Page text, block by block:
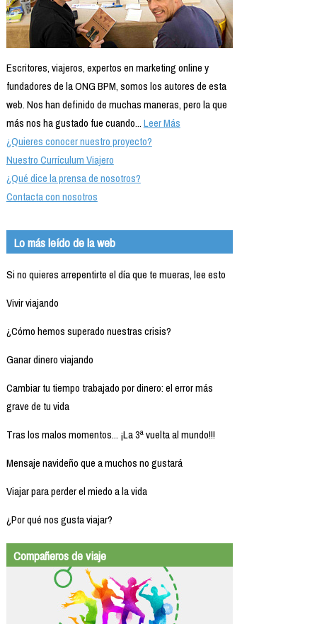
Escritores, viajeros, expertos en marketing online y
fundadores de la ONG BPM, somos los autores de esta
web. Nos han definido de muchas maneras, pero la que
más nos ha gustado fue cuando...Leer Más
¿Quieres conocer nuestro proyecto?
Nuestro Currículum Viajero
¿Qué dice la prensa de nosotros?
Contacta con nosotros
Lo más leído de la web
Si no quieres arrepentirte el día que te mueras, lee esto
Vivir viajando
¿Cómo hemos superado nuestras crisis?
Ganar dinero viajando
Cambiar tu tiempo trabajado por dinero: el error más
grave de tu vida
Tras los malos momentos... ¡La 3ª vuelta al mundo!!!
Mensaje navideño que a muchos no gustará
Viajar para perder el miedo a la vida
¿Por qué nos gusta viajar?
Compañeros de viaje